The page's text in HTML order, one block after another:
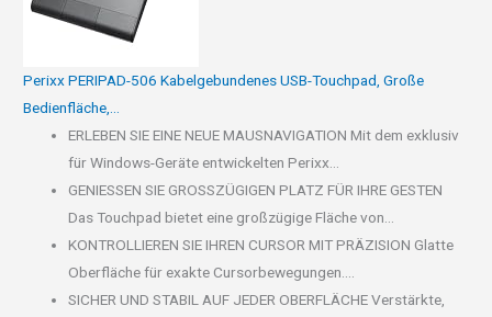
Perixx PERIPAD-506 Kabelgebundenes USB-Touchpad, Große
Bedienfläche,...
ERLEBEN SIE EINE NEUE MAUSNAVIGATION Mit dem exklusiv
für Windows-Geräte entwickelten Perixx...
GENIESSEN SIE GROSSZÜGIGEN PLATZ FÜR IHRE GESTEN
Das Touchpad bietet eine großzügige Fläche von...
KONTROLLIEREN SIE IHREN CURSOR MIT PRÄZISION Glatte
Oberfläche für exakte Cursorbewegungen....
SICHER UND STABIL AUF JEDER OBERFLÄCHE Verstärkte,